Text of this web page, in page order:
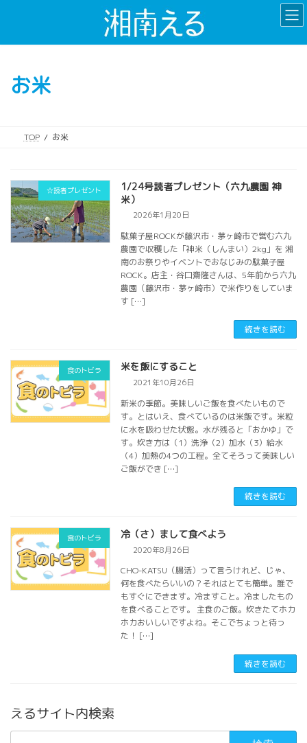
お米
TOP お米
☆読者プレゼント
1/24号読者プレゼント（六九農園 神
米）
2026年1月20日
駄菓子屋ROCKが藤沢市・茅ヶ崎市で営む六九
農園で収穫した「神米（しんまい）2kg」を 湘
南のお祭りやイベントでおなじみの駄菓子屋
ROCK。店主・谷口齋隆さんは、5年前から六九
農園（藤沢市・茅ヶ崎市）で米作りをしていま
す […]
続きを読む
食のトビラ 米を飯にすること
2021年10月26日
新米の季節。美味しいご飯を食べたいもので
す。とはいえ、食べているのは米飯です。米粒
に水を吸わせた状態。水が残ると「おかゆ」で
す。炊き方は（1）洗浄（2）加水（3）給水
（4）加熱の4つの工程。全てそろって美味しい
ご飯ができ […]
続きを読む
食のトビラ 冷（さ）まして食べよう
2020年8月26日
CHO-KATSU（腸活）って言うけれど、じゃ、
何を食べたらいいの？それはとても簡単。誰で
もすぐにできます。冷ますこと。冷ましたもの
を食べることです。 主食のご飯。炊きたてホカ
ホカおいしいですよね。そこでちょっと待っ
た！ […]
続きを読む
えるサイト内検索